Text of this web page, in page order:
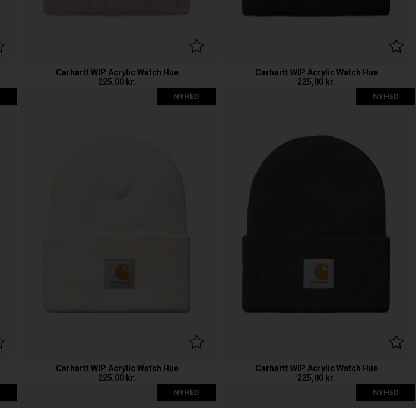
Carhartt WIP Acrylic Watch Hue
225,00 kr.
Carhartt WIP Acrylic Watch Hue
225,00 kr.
NYHED
Carhartt WIP Acrylic Watch Hue
225,00 kr.
NYHED
Carhartt WIP Acrylic Watch Hue
225,00 kr.
NYHED NYHED